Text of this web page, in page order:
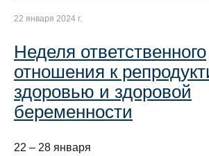
22 января 2024 г.
Неделя ответственного
отношения к
здоровью и здоровой
беременности
22 – 28 января